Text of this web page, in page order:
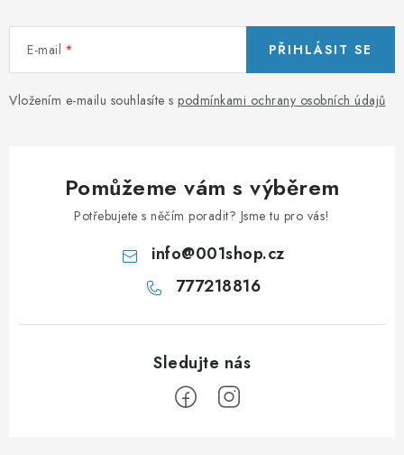
E-mail
Vložením e-mailu souhlasíte s podmínkami ochrany osobních údajů
PŘIHLÁSIT SE
Pomůžeme vám s výběrem
Potřebujete s něčím poradit? Jsme tu pro vás!
info@001shop.cz
777218816